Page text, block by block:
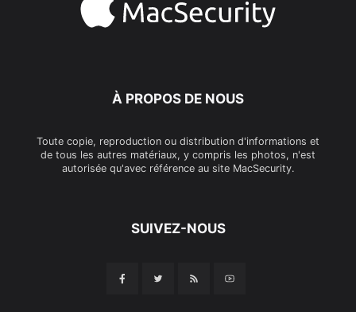
À PROPOS DE NOUS
Toute copie, reproduction ou distribution d'informations et
de tous les autres matériaux, y compris les photos, n'est
autorisée qu'avec référence au site MacSecurity.
SUIVEZ-NOUS